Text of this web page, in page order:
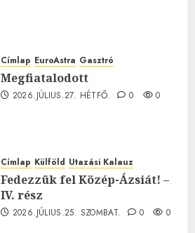
Címlap EuroAstra Gasztró
Megfiatalodott
2026.JÚLIUS.27. HÉTFŐ. 0 0
Címlap Külföld Utazási Kalauz
Fedezzük fel Közép-Ázsiát! –
IV. rész
2026.JÚLIUS.25. SZOMBAT. 0 0